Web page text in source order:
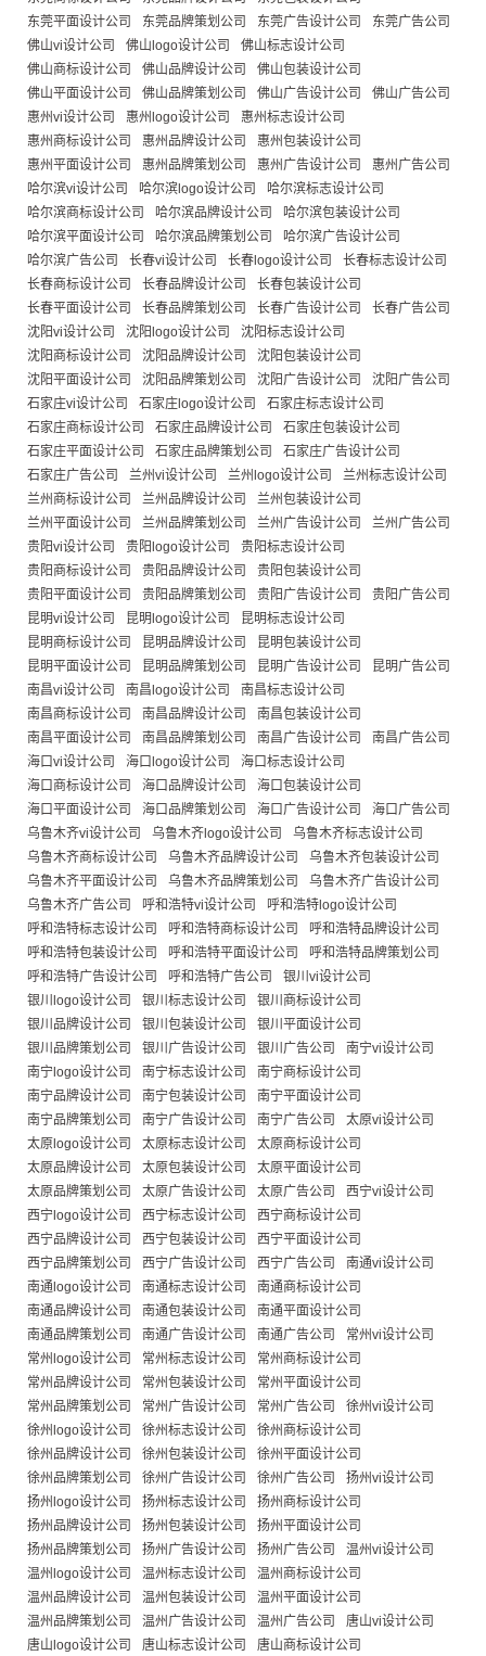
东莞平面设计公司
东莞品牌策划公司 东莞广告设计公司
东莞广告公司
佛山vi设计公司
佛山logo设计公司
佛山标志设计公司
佛山商标设计公司
佛山品牌设计公司
佛山包装设计公司
佛山平面设计公司
佛山品牌策划公司 佛山广告设计公司
佛山广告公司
惠州vi设计公司
惠州logo设计公司
惠州标志设计公司
惠州商标设计公司
惠州品牌设计公司
惠州包装设计公司
惠州平面设计公司
惠州品牌策划公司 惠州广告设计公司
惠州广告公司
哈尔滨vi设计公司
哈尔滨logo设计公司
哈尔滨标志设计公司
哈尔滨商标设计公司
哈尔滨品牌设计公司
哈尔滨包装设计公司
哈尔滨平面设计公司
哈尔滨品牌策划公司
哈尔滨广告设计公司
哈尔滨广告公司
长春vi设计公司 长春logo设计公司
长春标志设计公司
长春商标设计公司
长春品牌设计公司
长春包装设计公司
长春平面设计公司
长春品牌策划公司 长春广告设计公司
长春广告公司
沈阳vi设计公司
沈阳logo设计公司
沈阳标志设计公司
沈阳商标设计公司
沈阳品牌设计公司
沈阳包装设计公司
沈阳平面设计公司
沈阳品牌策划公司 沈阳广告设计公司
沈阳广告公司
石家庄vi设计公司
石家庄logo设计公司
石家庄标志设计公司
石家庄商标设计公司
石家庄品牌设计公司
石家庄包装设计公司
石家庄平面设计公司
石家庄品牌策划公司
石家庄广告设计公司
石家庄广告公司
兰州vi设计公司 兰州logo设计公司
兰州标志设计公司
兰州商标设计公司
兰州品牌设计公司
兰州包装设计公司
兰州平面设计公司
兰州品牌策划公司 兰州广告设计公司
兰州广告公司
贵阳vi设计公司
贵阳logo设计公司
贵阳标志设计公司
贵阳商标设计公司
贵阳品牌设计公司
贵阳包装设计公司
贵阳平面设计公司
贵阳品牌策划公司 贵阳广告设计公司
贵阳广告公司
昆明vi设计公司
昆明logo设计公司
昆明标志设计公司
昆明商标设计公司
昆明品牌设计公司
昆明包装设计公司
昆明平面设计公司
昆明品牌策划公司 昆明广告设计公司
昆明广告公司
南昌vi设计公司
南昌logo设计公司
南昌标志设计公司
南昌商标设计公司
南昌品牌设计公司
南昌包装设计公司
南昌平面设计公司
南昌品牌策划公司 南昌广告设计公司
南昌广告公司
海口vi设计公司
海口logo设计公司
海口标志设计公司
海口商标设计公司
海口品牌设计公司
海口包装设计公司
海口平面设计公司
海口品牌策划公司 海口广告设计公司
海口广告公司
乌鲁木齐vi设计公司
乌鲁木齐logo设计公司
乌鲁木齐标志设计公司
乌鲁木齐商标设计公司
乌鲁木齐品牌设计公司
乌鲁木齐包装设计公司
乌鲁木齐平面设计公司
乌鲁木齐品牌策划公司
乌鲁木齐广告设计公司
乌鲁木齐广告公司
呼和浩特vi设计公司
呼和浩特logo设计公司
呼和浩特标志设计公司
呼和浩特商标设计公司
呼和浩特品牌设计公司
呼和浩特包装设计公司
呼和浩特平面设计公司
呼和浩特品牌策划公司
呼和浩特广告设计公司
呼和浩特广告公司
银川vi设计公司
银川logo设计公司
银川标志设计公司
银川商标设计公司
银川品牌设计公司
银川包装设计公司
银川平面设计公司
银川品牌策划公司
银川广告设计公司 银川广告公司
南宁vi设计公司
南宁logo设计公司
南宁标志设计公司
南宁商标设计公司
南宁品牌设计公司
南宁包装设计公司
南宁平面设计公司
南宁品牌策划公司
南宁广告设计公司 南宁广告公司
太原vi设计公司
太原logo设计公司
太原标志设计公司
太原商标设计公司
太原品牌设计公司
太原包装设计公司
太原平面设计公司
太原品牌策划公司
太原广告设计公司 太原广告公司
西宁vi设计公司
西宁logo设计公司
西宁标志设计公司
西宁商标设计公司
西宁品牌设计公司
西宁包装设计公司
西宁平面设计公司
西宁品牌策划公司
西宁广告设计公司 西宁广告公司
南通vi设计公司
南通logo设计公司
南通标志设计公司
南通商标设计公司
南通品牌设计公司
南通包装设计公司
南通平面设计公司
南通品牌策划公司
南通广告设计公司 南通广告公司
常州vi设计公司
常州logo设计公司
常州标志设计公司
常州商标设计公司
常州品牌设计公司
常州包装设计公司
常州平面设计公司
常州品牌策划公司
常州广告设计公司 常州广告公司
徐州vi设计公司
徐州logo设计公司
徐州标志设计公司
徐州商标设计公司
徐州品牌设计公司
徐州包装设计公司
徐州平面设计公司
徐州品牌策划公司
徐州广告设计公司 徐州广告公司
扬州vi设计公司
扬州logo设计公司
扬州标志设计公司
扬州商标设计公司
扬州品牌设计公司
扬州包装设计公司
扬州平面设计公司
扬州品牌策划公司
扬州广告设计公司 扬州广告公司
温州vi设计公司
温州logo设计公司
温州标志设计公司
温州商标设计公司
温州品牌设计公司
温州包装设计公司
温州平面设计公司
温州品牌策划公司
温州广告设计公司 温州广告公司
唐山vi设计公司
唐山logo设计公司
唐山标志设计公司
唐山商标设计公司